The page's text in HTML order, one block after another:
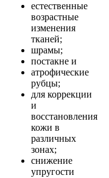
естественные
возрастные
изменения
тканей;
шрамы;
постакне и
атрофические
рубцы;
для коррекции
и
восстановления
кожи в
различных
зонах;
снижение
упругости